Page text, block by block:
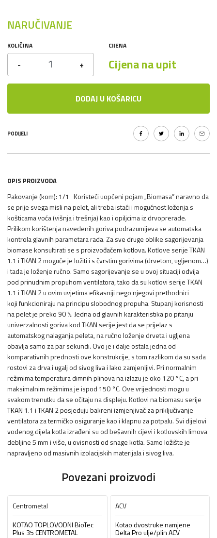
NARUČIVANJE
KOLIČINA
- +
CIJENA
Cijena na upit
DODAJ U KOŠARICU
PODIJELI
OPIS PROIZVODA
Pakovanje (kom): 1/1 Koristeći uopćeni pojam „Biomasa” naravno da
se prije svega misli na pelet, ali treba istaći i mogućnost loženja s
košticama voća (višnja i trešnja) kao i opiljcima iz drvoprerade.
Prilikom korištenja navedenih goriva podrazumijeva se automatska
kontrola glavnih parametara rada. Za sve druge oblike sagorijevanja
biomase konsultirati se s proizvođačem kotlova. Kotlove serije TKAN
1.1 i TKAN 2 moguće je ložiti i s čvrstim gorivima (drvetom, ugljenom…)
i tada je loženje ručno. Samo sagorijevanje se u ovoj situaciji odvija
pod prinudnim propuhom ventilatora, tako da su kotlovi serije TKAN
1.1 i TKAN 2 u ovim uvjetima efikasniji nego njegovi prethodnici
koji funkcioniraju na principu slobodnog propuha. Stupanj korisnosti
na pelet je preko 90 %. Jedna od glavnih karakteristika po pitanju
univerzalnosti goriva kod TKAN serije jest da se prijelaz s
automatskog nalaganja peleta, na ručno loženje drveta i ugljena
obavlja samo za par sekundi. Ovo je i dalje ostala jedna od
komparativnih prednosti ove konstrukcije, s tom razlikom da su sada
rostovi za drva i ugalj od sivog liva i lako zamjenljivi. Pri normalnim
režimima temperatura dimnih plinova na izlazu je oko 120 °C, a pri
maksimalnim režimima je ispod 150 °C. Ove vrijednosti mogu u
svakom trenutku da se očitaju na displeju. Kotlovi na biomasu serije
TKAN 1.1 i TKAN 2 posjeduju bakreni izmjenjivač za priključivanje
ventilatora za termičko osiguranje kao i klapnu za potpalu. Svi dijelovi
vodenog dijela kotla izrađeni su od bešavnih cijevi i kotlovskih limova
debljine 5 mm i više, u ovisnosti od snage kotla. Samo ložište je
napravljeno od masivnih izolacijskih materijala i sivog liva.
Povezani proizvodi
Centrometal
KOTAO TOPLOVODNI BioTec
Plus 35 CENTROMETAL
ACV
Kotao dvostruke namjene
Delta Pro ulje/plin ACV